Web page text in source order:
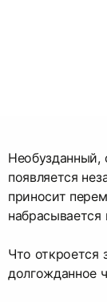
Необузданный,
появляется
приносит
Что откроется
долгожданное